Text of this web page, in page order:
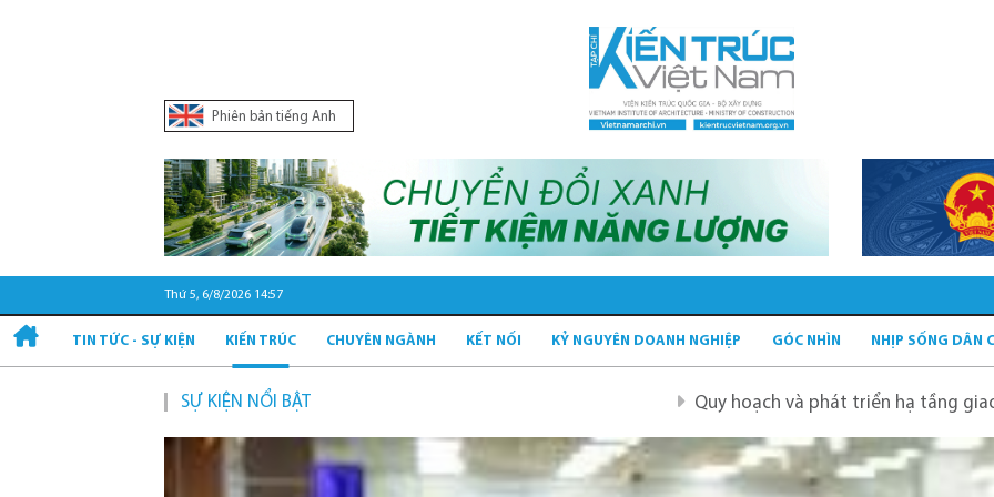
Phiên bản tiếng Anh
Thứ 5, 6/8/2026 14:57
TIN TỨC - SỰ KIỆN KIẾN TRÚC CHUYÊN NGÀNH KẾT NỐI KỶ NGUYÊN DOANH NGHIỆP GÓC NHÌN NHỊP SỐNG DÂN
SỰ KIỆN NỔI BẬT Quy hoạch và phát triển hạ tầng giao thông tĩnh xanh